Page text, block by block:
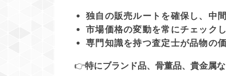
独自の販売ルートを確保し、中
市場価格の変動を常にチェック
専門知識を持つ査定士が品物の
👉特にブランド品、骨董品、貴金属